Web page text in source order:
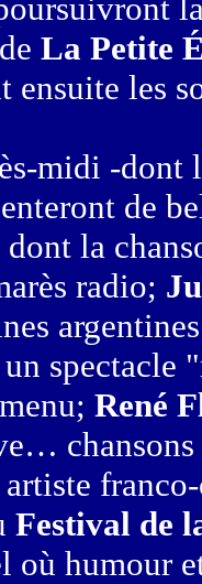
La Petite
ensuite les
midi -
de
la
radio;
un
René
chansons
artiste
Festival de
où humour